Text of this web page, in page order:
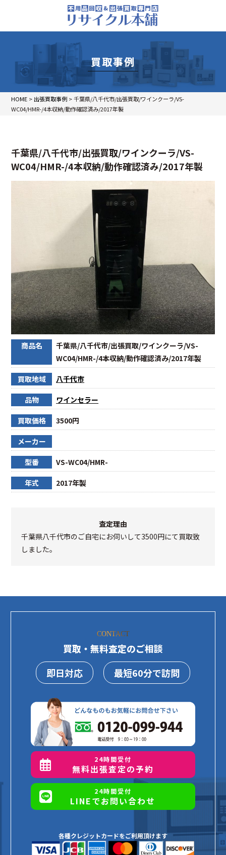
買取事例
HOME > 出張買取事例 >千葉県/八千代市/出張買取/ワインクーラ/VS-
WC04/HMR-/4本収納/動作確認済み/2017年製
千葉県/八千代市/出張買取/ワインクーラ/VS-
WC04/HMR-/4本収納/動作確認済み/2017年製
商品名
千葉県/八千代市/出張買取/ワインクーラ/VS-
WC04/HMR-/4本収納/動作確認済み/2017年製
買取地域 八千代市
品物 ワインセラー
買取価格 3500円
メーカー
型番 VS-WC04/HMR-
年式 2017年製
査定理由
千葉県八千代市のご自宅にお伺いして3500円にて買取致
しました。
CONTACT
買取・無料査定のご相談
即日対応
最短60分で訪問
24時間受付
無料出張査定の予約
24時間受付
LINEでお問い合わせ
各種クレジットカードをご利用頂けます